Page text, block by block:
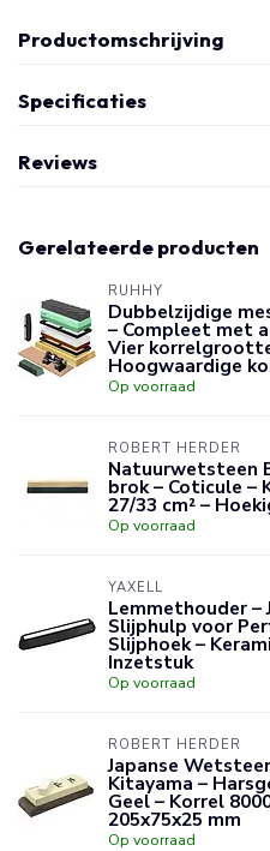
Productomschrijving
Specificaties
Reviews
Gerelateerde producten
RUHHY
Dubbelzijdige
– Compleet met
Vier
Hoogwaardige
Op voorraad
ROBERT HERDER
Natuurwetsteen
brok – Coticule –
27/33 cm² –
Op voorraad
YAXELL
Lemmethouder –
Slijphulp voor
Slijphoek –
Inzetstuk
Op voorraad
ROBERT HERDER
Japanse
Kitayama –
Geel – Korrel
205x75x25 mm
Op voorraad